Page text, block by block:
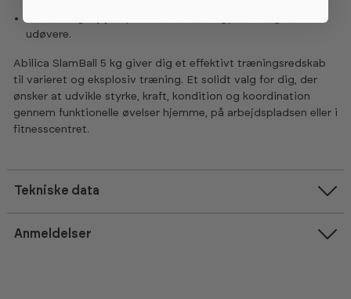
udøvere.
Abilica SlamBall 5 kg giver dig et effektivt træningsredskab
til varieret og eksplosiv træning. Et solidt valg for dig, der
ønsker at udvikle styrke, kraft, kondition og koordination
gennem funktionelle øvelser hjemme, på arbejdspladsen eller i
fitnesscentret.
Tekniske data
Anmeldelser